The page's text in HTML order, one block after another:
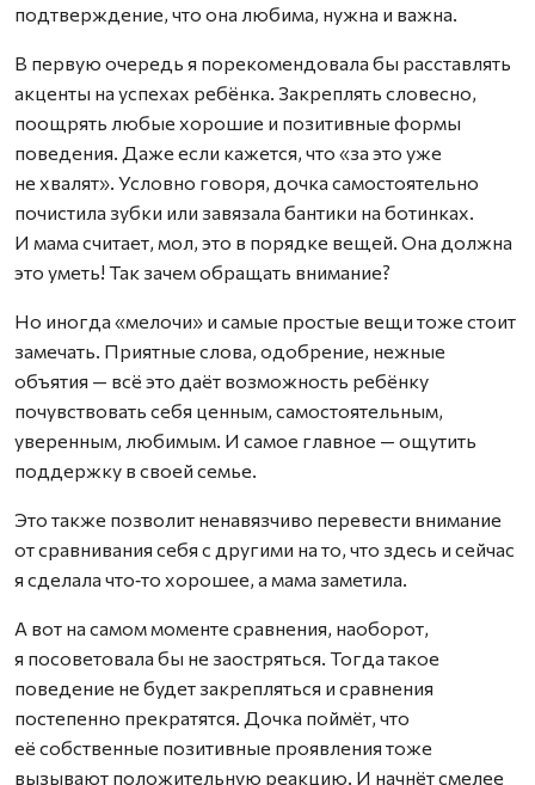
подтверждение, что она любима, нужна и важна.
В первую очередь я порекомендовала бы расставлять
акценты на успехах ребёнка. Закреплять словесно,
поощрять любые хорошие и позитивные формы
поведения. Даже если кажется, что «за это уже
не хвалят». Условно говоря, дочка самостоятельно
почистила зубки или завязала бантики на ботинках.
И мама считает, мол, это в порядке вещей. Она должна
это уметь! Так зачем обращать внимание?
Но иногда «мелочи» и самые простые вещи тоже стоит
замечать. Приятные слова, одобрение, нежные
объятия — всё это даёт возможность ребёнку
почувствовать себя ценным, самостоятельным,
уверенным, любимым. И самое главное — ощутить
поддержку в своей семье.
Это также позволит ненавязчиво перевести внимание
от сравнивания себя с другими на то, что здесь и сейчас
я сделала что‑то хорошее, а мама заметила.
А вот на самом моменте сравнения, наоборот,
я посоветовала бы не заостряться. Тогда такое
поведение не будет закрепляться и сравнения
постепенно прекратятся. Дочка поймёт, что
её собственные позитивные проявления тоже
вызывают положительную реакцию. И начнёт смелее